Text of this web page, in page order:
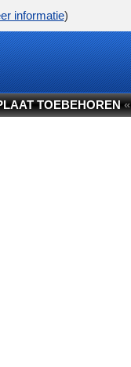
TOEBEHOREN«
informatie)